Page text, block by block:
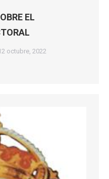
EL
octubre, 2022